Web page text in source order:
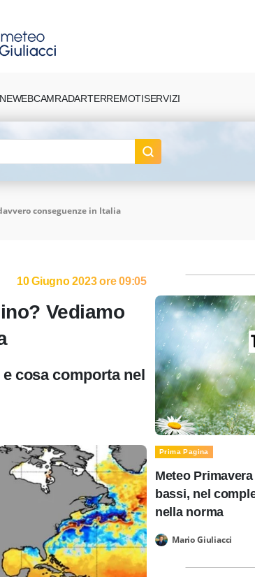
WEBCAMRADARTERREMOTISERVIZI
conseguenze in Italia
10 Giugno 2023 ore 09:05
Vediamo
cosa comporta nel
Prima Pagina
Meteo
bassi, nel
nella norma
Mario Giuliacci